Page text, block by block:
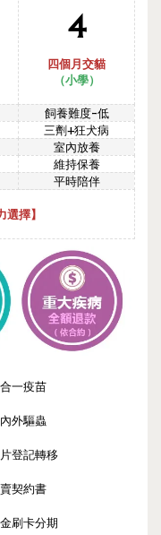
4
四個月交貓
（小學）
飼養難度-低
三劑+狂犬病
室內放養
維持保養
平時陪伴
選擇】
一疫苗
外驅蟲
登記轉移
契約書
刷卡分期